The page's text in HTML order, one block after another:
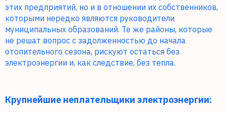
этих предприятий, но и в отношении их собственников,
которыми нередко являются руководители
муниципальных образований. Те же районы, которые
не решат вопрос с задолженностью до начала
отопительного сезона, рискуют остаться без
электроэнергии и, как следствие, без тепла.
Крупнейшие неплательщики электроэнергии: